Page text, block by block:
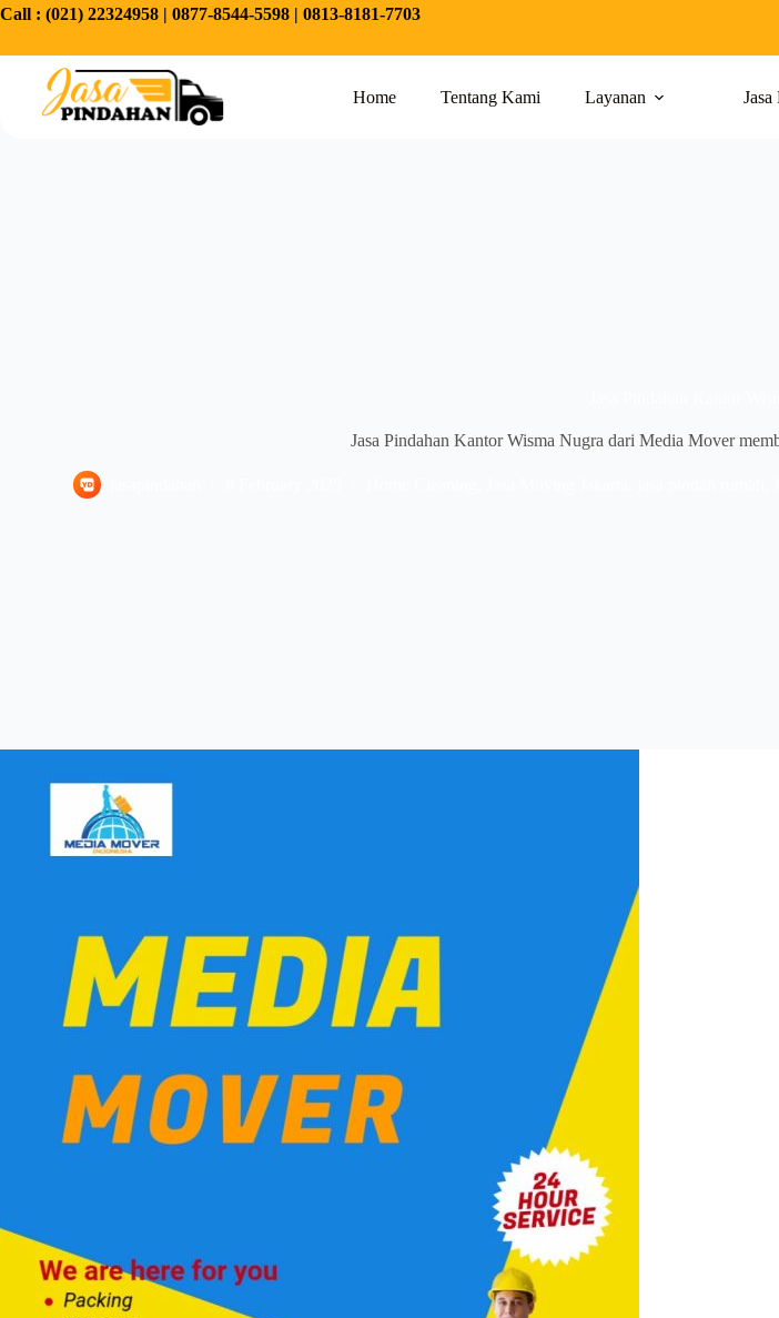
Call : (021) 22324958 | 0877-8544-5598 | 0813-8181-7703
Home Tentang Kami Layanan Jasa
Jasa Pindahan Kantor Wisma Nugra dari Media Mover